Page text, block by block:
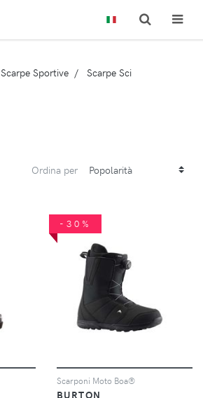
Scarpe Sportive Scarpe Sci
Ordina per
-30%
Scarponi Moto Boa®
BURTON